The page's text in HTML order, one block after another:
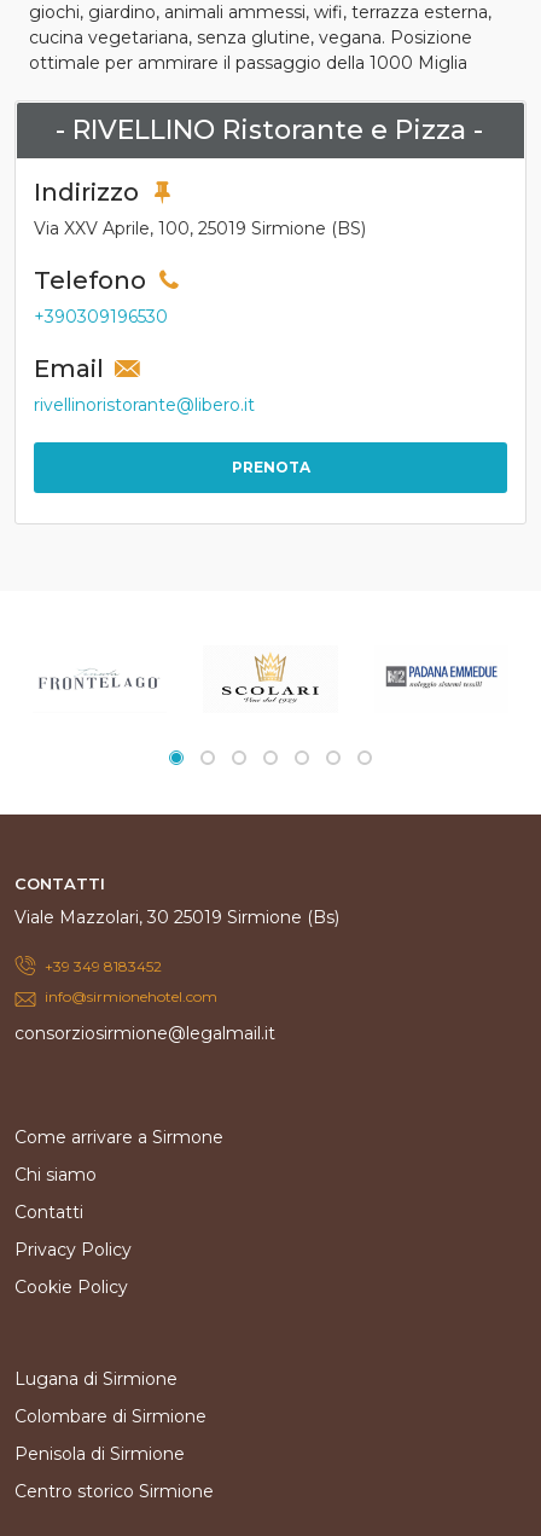
giochi, giardino, animali ammessi, wifi, terrazza esterna,
cucina vegetariana, senza glutine, vegana. Posizione
ottimale per ammirare il passaggio della 1000 Miglia
- RIVELLINO Ristorante e Pizza -
Indirizzo
Via XXV Aprile, 100, 25019 Sirmione (BS)
Telefono
+390309196530
Email
rivellinoristorante@libero.it
PRENOTA
CONTATTI
Viale Mazzolari, 30 25019 Sirmione (Bs)
+39 349 8183452
info@sirmionehotel.com
consorziosirmione@legalmail.it
Come arrivare a Sirmone
Chi siamo
Contatti
Privacy Policy
Cookie Policy
Lugana di Sirmione
Colombare di Sirmione
Penisola di Sirmione
Centro storico Sirmione